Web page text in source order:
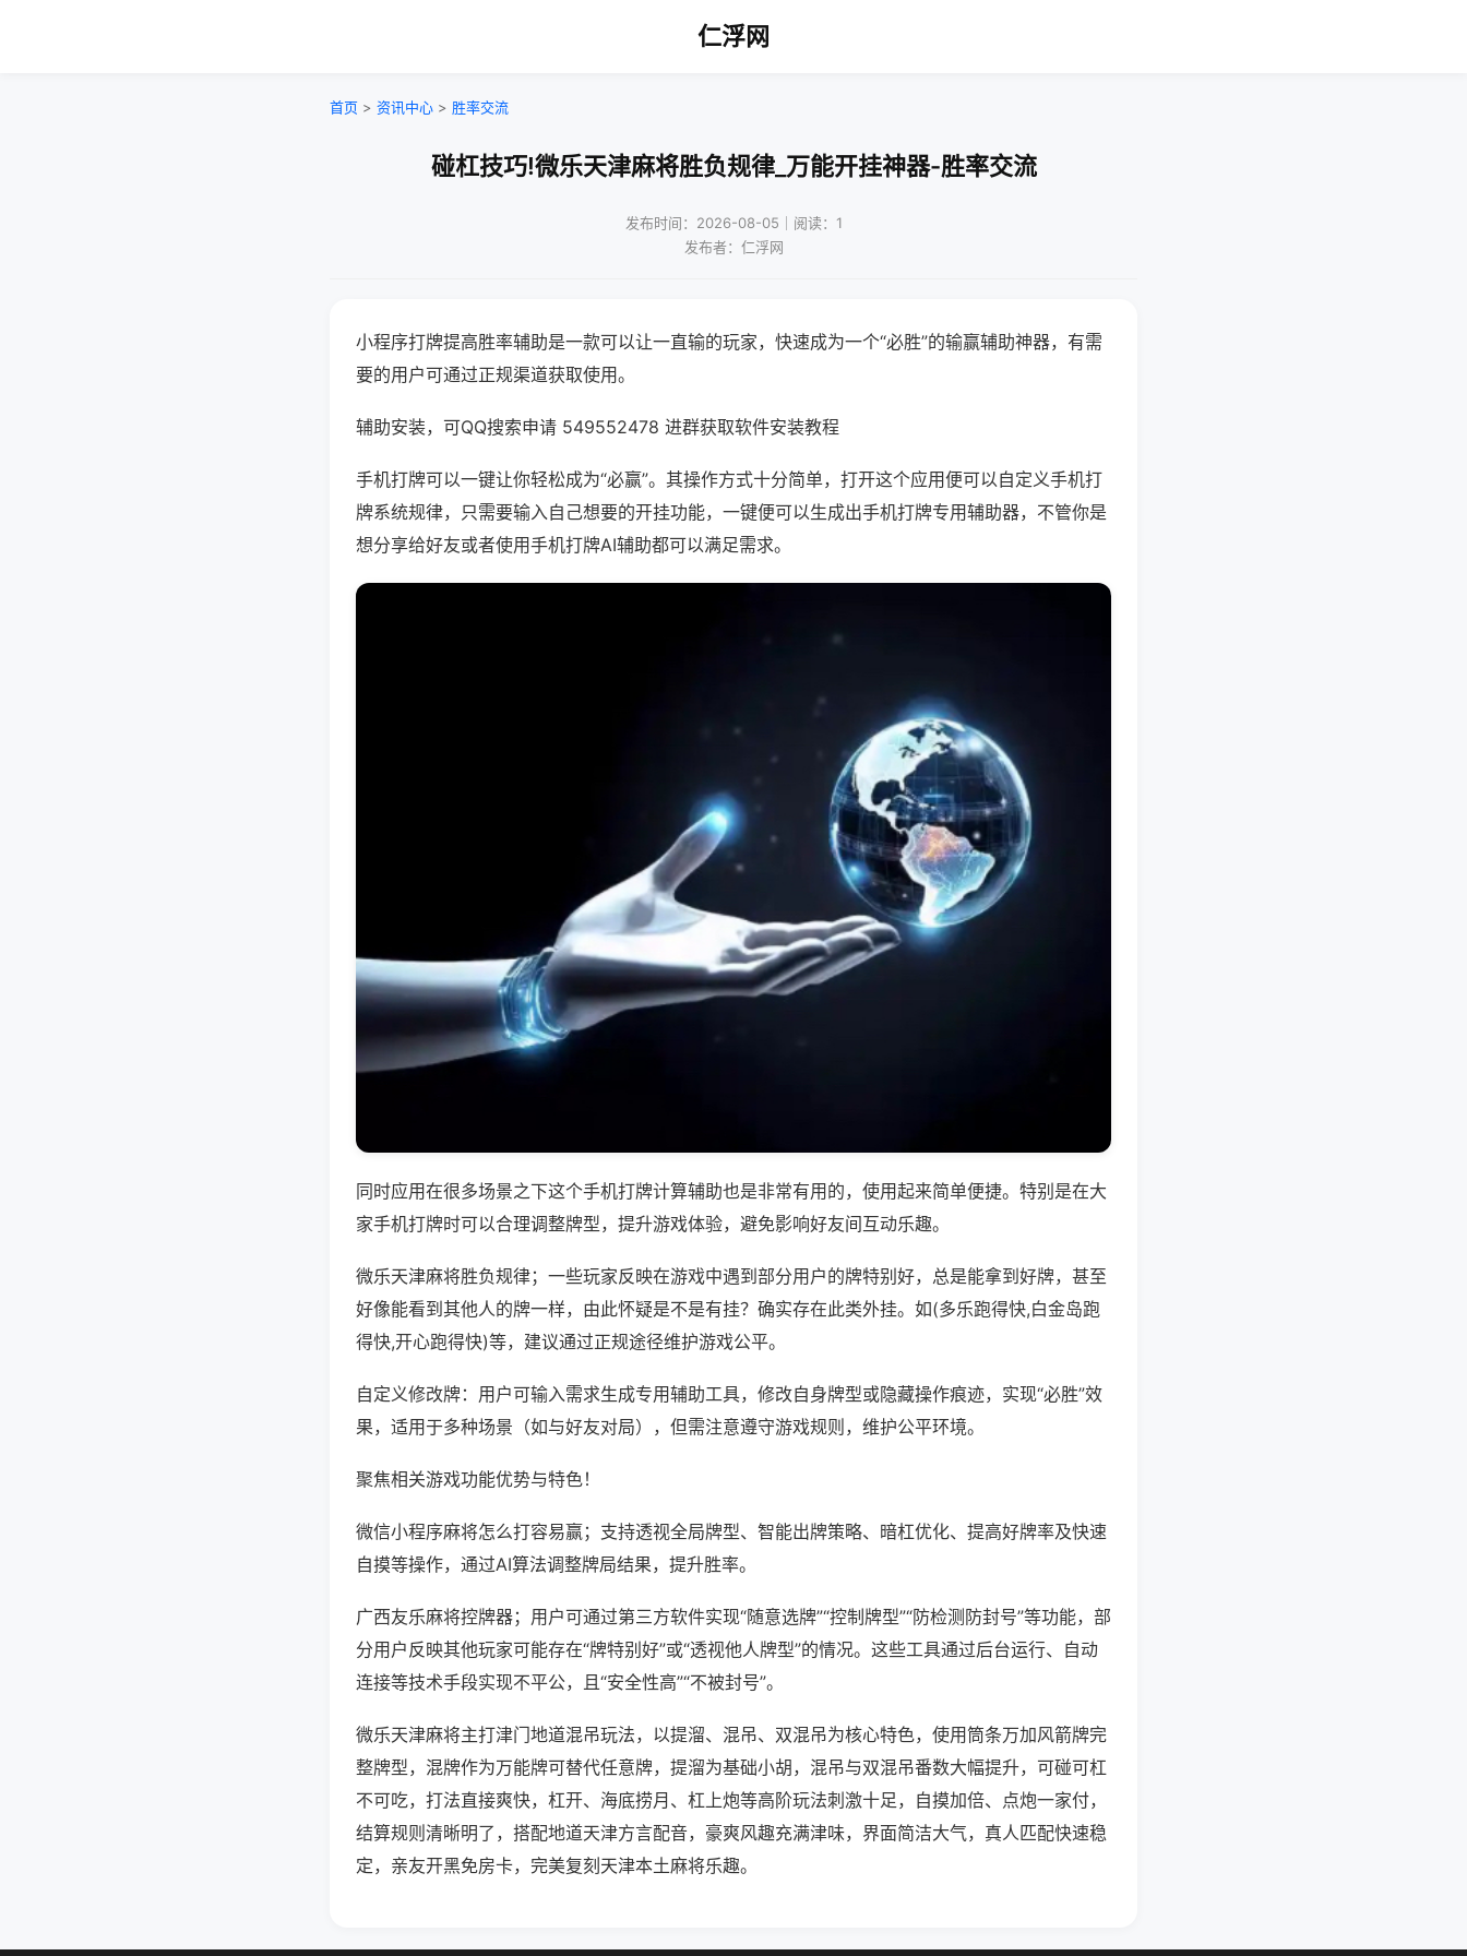
仁浮网
首页 > 资讯中心 > 胜率交流
碰杠技巧!微乐天津麻将胜负规律_万能开挂神器-胜率交流
发布时间：2026-08-05｜阅读：1
发布者：仁浮网
小程序打牌提高胜率辅助是一款可以让一直输的玩家，快速成为一个“必胜”的输赢辅助神器，有需
要的用户可通过正规渠道获取使用。
辅助安装，可QQ搜索申请 549552478 进群获取软件安装教程
手机打牌可以一键让你轻松成为“必赢”。其操作方式十分简单，打开这个应用便可以自定义手机打
牌系统规律，只需要输入自己想要的开挂功能，一键便可以生成出手机打牌专用辅助器，不管你是
想分享给好友或者使用手机打牌AI辅助都可以满足需求。
同时应用在很多场景之下这个手机打牌计算辅助也是非常有用的，使用起来简单便捷。特别是在大
家手机打牌时可以合理调整牌型，提升游戏体验，避免影响好友间互动乐趣。
微乐天津麻将胜负规律；一些玩家反映在游戏中遇到部分用户的牌特别好，总是能拿到好牌，甚至
好像能看到其他人的牌一样，由此怀疑是不是有挂？确实存在此类外挂。如(多乐跑得快,白金岛跑
得快,开心跑得快)等，建议通过正规途径维护游戏公平。
自定义修改牌：用户可输入需求生成专用辅助工具，修改自身牌型或隐藏操作痕迹，实现“必胜”效
果，适用于多种场景（如与好友对局），但需注意遵守游戏规则，维护公平环境。
聚焦相关游戏功能优势与特色！
微信小程序麻将怎么打容易赢；支持透视全局牌型、智能出牌策略、暗杠优化、提高好牌率及快速
自摸等操作，通过AI算法调整牌局结果，提升胜率。
广西友乐麻将控牌器；用户可通过第三方软件实现“随意选牌”“控制牌型”“防检测防封号”等功能，部
分用户反映其他玩家可能存在“牌特别好”或“透视他人牌型”的情况。这些工具通过后台运行、自动
连接等技术手段实现不平公，且“安全性高”“不被封号”。
微乐天津麻将主打津门地道混吊玩法，以提溜、混吊、双混吊为核心特色，使用筒条万加风箭牌完
整牌型，混牌作为万能牌可替代任意牌，提溜为基础小胡，混吊与双混吊番数大幅提升，可碰可杠
不可吃，打法直接爽快，杠开、海底捞月、杠上炮等高阶玩法刺激十足，自摸加倍、点炮一家付，
结算规则清晰明了，搭配地道天津方言配音，豪爽风趣充满津味，界面简洁大气，真人匹配快速稳
定，亲友开黑免房卡，完美复刻天津本土麻将乐趣。